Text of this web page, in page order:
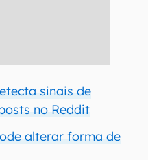
sinais de
no Reddit
alterar forma de